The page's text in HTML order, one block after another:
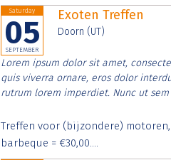
Saturday
05
SEPTEMBER
Exoten Treffen
Doorn (UT)
Lorem ipsum dolor sit amet,
quis viverra ornare, eros dolor
rutrum lorem imperdiet. Nunc ut
Treffen voor (bijzondere)
barbeque = €30,00....